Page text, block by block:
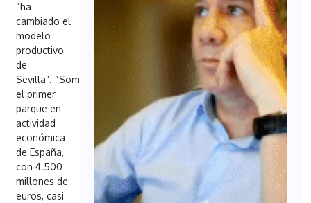
“ha
cambiado el
modelo
productivo
de
Sevilla”. “Somos
el primer
parque en
actividad
económica
de España,
con 4.500
millones de
euros, casi